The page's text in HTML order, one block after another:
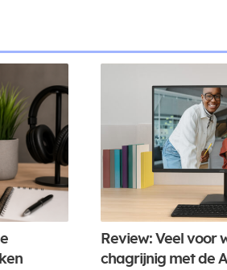
Review: Veel voor
chagrijnig met de